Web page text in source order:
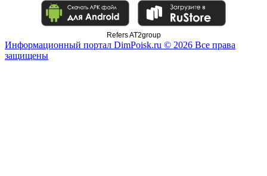
Refers AT2group
Информационный портал DimPoisk.ru © 2026 Все права
защищены